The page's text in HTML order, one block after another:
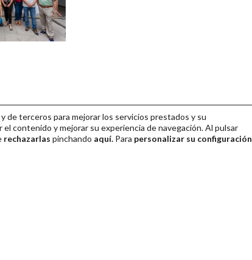
de terceros para mejorar los servicios prestados y su
contenido y mejorar su experiencia de navegación. Al pulsar
rechazarlas pinchando aquí. Para personalizar su configuración